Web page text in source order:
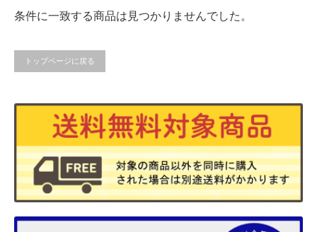
条件に一致する商品は見つかりませんでした。
トップページに戻る